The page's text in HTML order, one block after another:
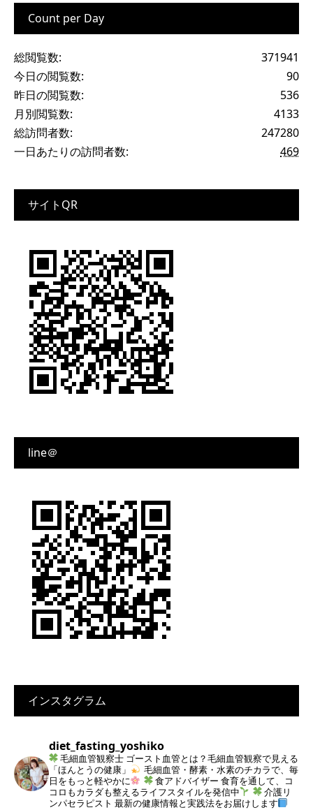
Count per Day
371941
総閲覧数:
90
今日の閲覧数:
536
昨日の閲覧数:
4133
月別閲覧数:
247280
総訪問者数:
469
一日あたりの訪問者数:
サイトQR
line＠
インスタグラム
diet_fasting_yoshiko
毛細血管観察士 ゴースト血管とは？毛細血管観察で見える
「ほんとうの健康」
毛細血管・酵素・水素のチカラで、毎
日をもっと軽やかに
食アドバイザー 食育を通して、コ
コロもカラダも整えるライフスタイルを発信中
介護リ
ンパセラピスト 最新の健康情報と実践法をお届けします